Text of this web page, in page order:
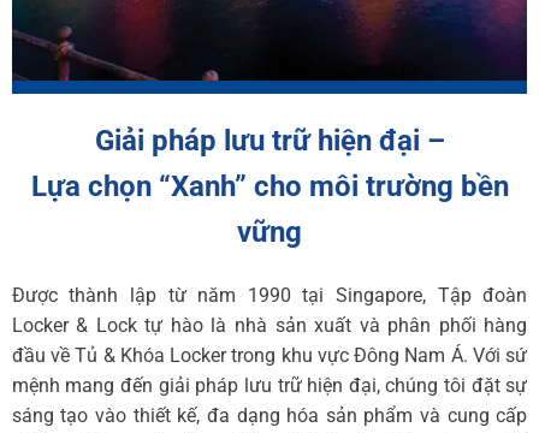
Giải pháp lưu trữ hiện đại –
Lựa chọn “Xanh” cho môi trường bền
vững
Được thành lập từ năm 1990 tại Singapore, Tập đoàn
Locker & Lock tự hào là nhà sản xuất và phân phối hàng
đầu về Tủ & Khóa Locker trong khu vực Đông Nam Á. Với sứ
mệnh mang đến giải pháp lưu trữ hiện đại, chúng tôi đặt sự
sáng tạo vào thiết kế, đa dạng hóa sản phẩm và cung cấp